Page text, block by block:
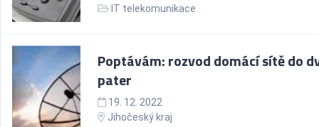
IT telekomunikace
Poptávám: rozvod domácí sítě do
pater
19. 12. 2022
Jihočeský kraj